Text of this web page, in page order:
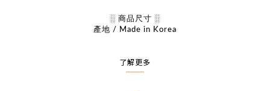
░ 商品尺寸 ░
產地 / Made in Korea
了解更多